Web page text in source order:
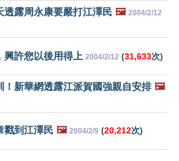
透露周永康要嚴打江澤民 🖼️ 2004/2/12
興許您以後用得上 2004/2/12 (31,633次)
！新華網透露江派賀國強親自安排 🖼️
戳到江澤民 🖼️ 2004/2/9 (20,212次)